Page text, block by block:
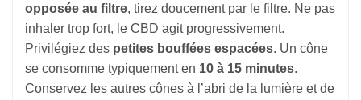
opposée au filtre, tirez doucement par le filtre. Ne pas
inhaler trop fort, le CBD agit progressivement.
Privilégiez des petites bouffées espacées. Un cône
se consomme typiquement en 10 à 15 minutes.
Conservez les autres cônes à l’abri de la lumière et de